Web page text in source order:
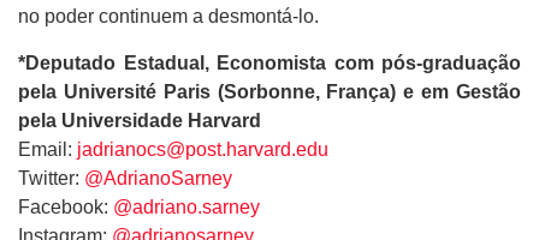
no poder continuem a desmontá-lo.
*Deputado Estadual, Economista com pós-graduação
pela Université Paris (Sorbonne, França) e em Gestão
pela Universidade Harvard
Email: jadrianocs@post.harvard.edu
Twitter: @AdrianoSarney
Facebook: @adriano.sarney
Instagram: @adrianosarney